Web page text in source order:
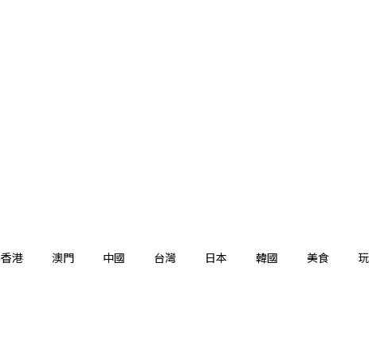
香港 澳門 中國 台灣 日本 韓國 美食